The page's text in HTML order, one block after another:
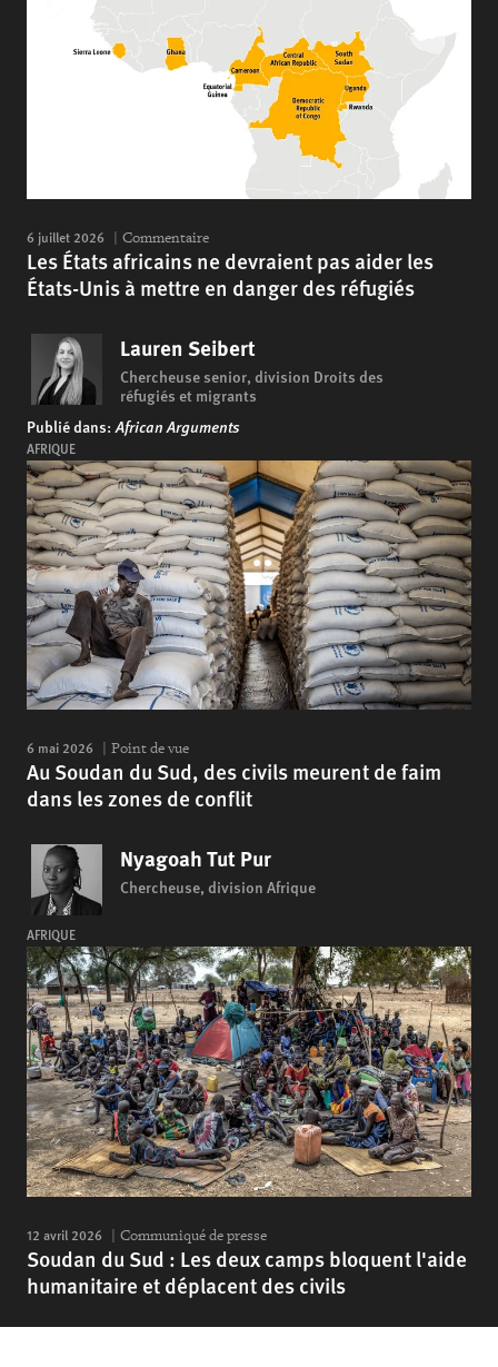
6 juillet 2026 Commentaire
Les États africains ne devraient pas aider les
États-Unis à mettre en danger des réfugiés
Lauren Seibert
Chercheuse senior, division Droits des
réfugiés et migrants
Publié dans: African Arguments
AFRIQUE
6 mai 2026 Point de vue
Au Soudan du Sud, des civils meurent de faim
dans les zones de conflit
Nyagoah Tut Pur
Chercheuse, division Afrique
AFRIQUE
12 avril 2026 Communiqué de presse
Soudan du Sud : Les deux camps bloquent l'aide
humanitaire et déplacent des civils